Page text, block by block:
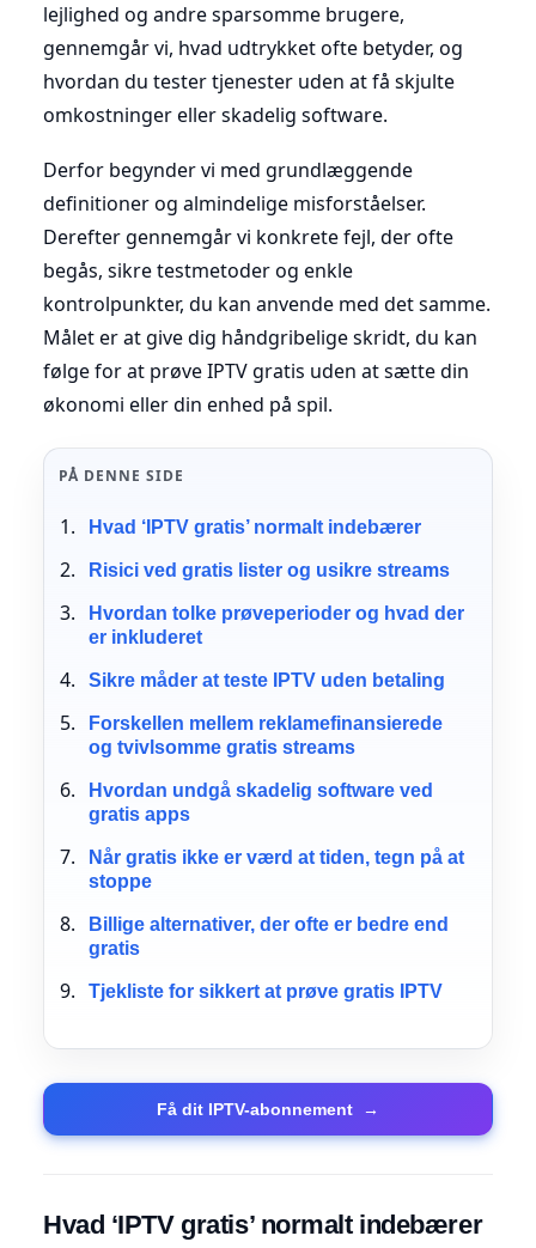
lejlighed og andre sparsomme brugere,
gennemgår vi, hvad udtrykket ofte betyder, og
hvordan du tester tjenester uden at få skjulte
omkostninger eller skadelig software.
Derfor begynder vi med grundlæggende
definitioner og almindelige misforståelser.
Derefter gennemgår vi konkrete fejl, der ofte
begås, sikre testmetoder og enkle
kontrolpunkter, du kan anvende med det samme.
Målet er at give dig håndgribelige skridt, du kan
følge for at prøve IPTV gratis uden at sætte din
økonomi eller din enhed på spil.
PÅ DENNE SIDE
Hvad ‘IPTV gratis’ normalt indebærer
Risici ved gratis lister og usikre streams
Hvordan tolke prøveperioder og hvad der
er inkluderet
Sikre måder at teste IPTV uden betaling
Forskellen mellem reklamefinansierede
og tvivlsomme gratis streams
Hvordan undgå skadelig software ved
gratis apps
Når gratis ikke er værd at tiden, tegn på at
stoppe
Billige alternativer, der ofte er bedre end
gratis
Tjekliste for sikkert at prøve gratis IPTV
Få dit IPTV-abonnement →
Hvad ‘IPTV gratis’ normalt indebærer